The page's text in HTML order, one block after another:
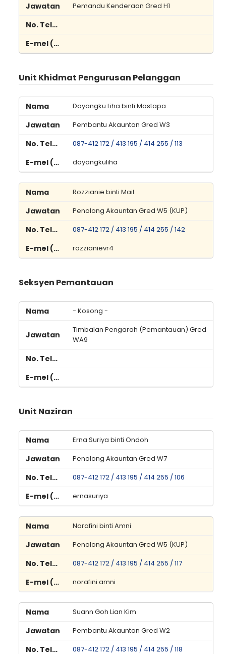
Pemandu Kenderaan Gred H1
Unit Khidmat Pengurusan Pelanggan
Dayangku Liha binti Mostapa
Pembantu Akauntan Gred W3
087-412 172 / 413 195 / 414 255 / 113
dayangkuliha
Rozzianie binti Mail
Penolong Akauntan Gred W5 (KUP)
087-412 172 / 413 195 / 414 255 / 142
rozzianievr4
Seksyen Pemantauan
- Kosong -
Timbalan Pengarah (Pemantauan) Gred
WA9
Unit Naziran
Erna Suriya binti Ondoh
Penolong Akauntan Gred W7
087-412 172 / 413 195 / 414 255 / 106
ernasuriya
Norafini binti Amni
Penolong Akauntan Gred W5 (KUP)
087-412 172 / 413 195 / 414 255 / 117
norafini.amni
Suann Goh Lian Kim
Pembantu Akauntan Gred W2
087-412 172 / 413 195 / 414 255 / 118